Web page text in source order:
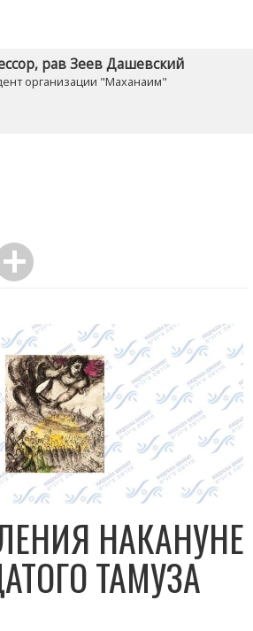
рав Зеев Дашевский
организации "Маханаим"
НАКАНУНЕ
ТАМУЗА